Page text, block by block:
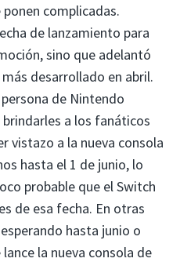
complicadas.
de lanzamiento para
sino que adelantó
desarrollado en abril.
de Nintendo
brindarles a los fanáticos
vistazo a la nueva consola
hasta el 1 de junio, lo
probable que el Switch
de esa fecha. En otras
hasta junio o
la nueva consola de